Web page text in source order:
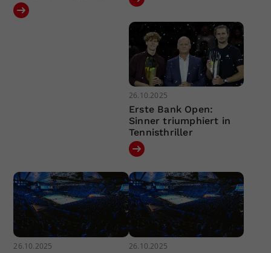
26.10.2025
Erste Bank Open:
Sinner triumphiert in
Tennisthriller
26.10.2025 26.10.2025